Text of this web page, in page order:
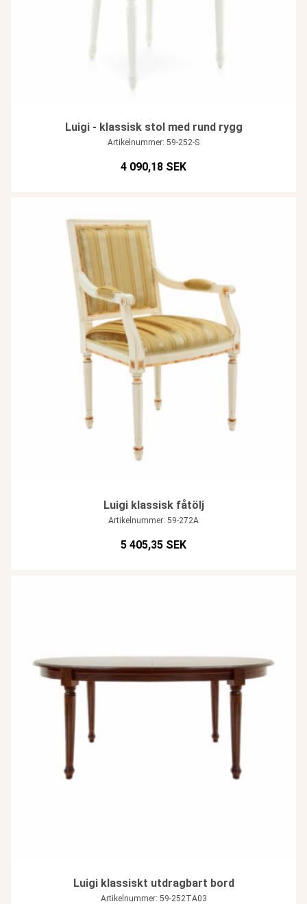
Luigi - klassisk stol med rund rygg
Artikelnummer: 59-252-S
4 090,18 SEK
Luigi klassisk fåtölj
Artikelnummer: 59-272A
5 405,35 SEK
Luigi klassiskt utdragbart bord
Artikelnummer: 59-252TA03